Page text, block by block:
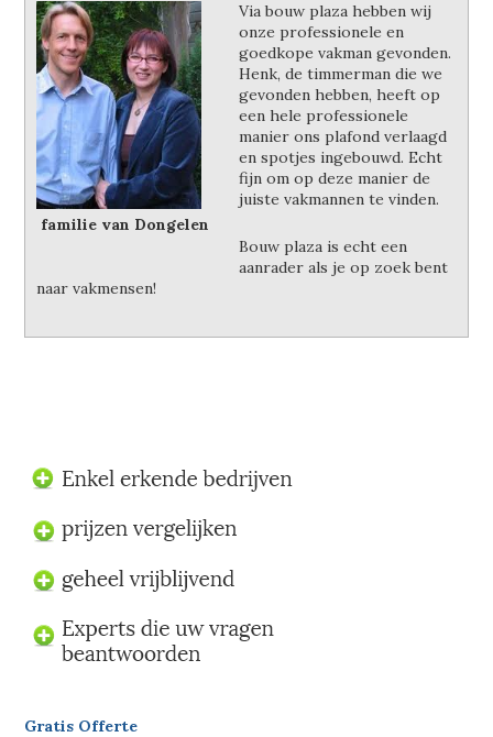
familie van Dongelen
Via bouw plaza hebben wij
onze professionele en
goedkope vakman gevonden.
Henk, de timmerman die we
gevonden hebben, heeft op
een hele professionele
manier ons plafond verlaagd
en spotjes ingebouwd. Echt
fijn om op deze manier de
juiste vakmannen te vinden.
Bouw plaza is echt een
aanrader als je op zoek bent
naar vakmensen!
Gratis Offerte